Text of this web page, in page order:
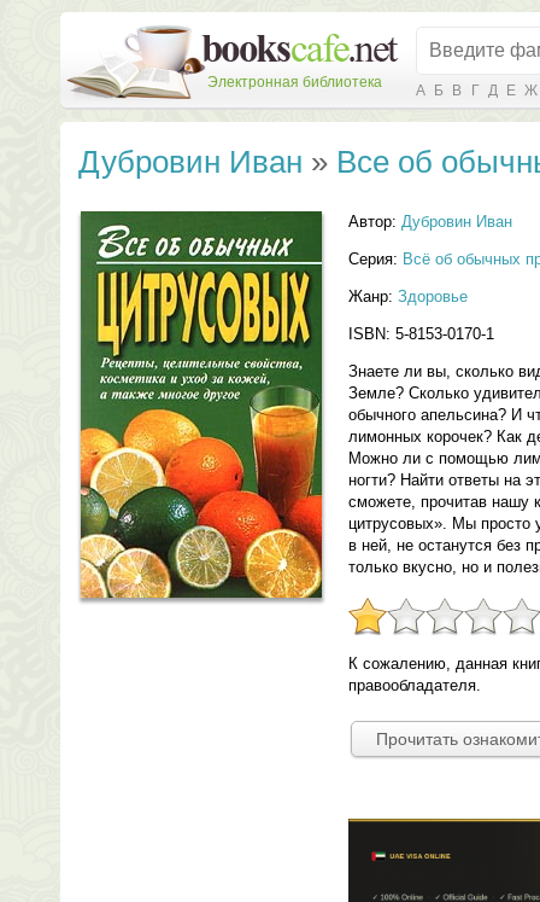
Электронная библиотека А Б В Г Д Е Ж
Дубровин Иван » Все об
Автор: Дубровин Иван
Серия: Всё об обычных
Жанр: Здоровье
ISBN: 5-8153-0170-1
Знаете ли вы, сколько
Земле? Сколько
обычного апельсина? И
лимонных корочек? Как
Можно ли с помощью
ногти? Найти ответы на
сможете, прочитав нашу
цитрусовых». Мы просто
в ней, не останутся без
только вкусно, но и
К сожалению, данная
правообладателя.
Прочитать